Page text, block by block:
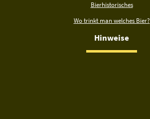
Bierhistorisches
Wo trinkt man welches Bier?
Hinweise